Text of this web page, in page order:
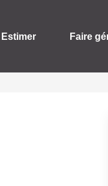
Estimer Faire